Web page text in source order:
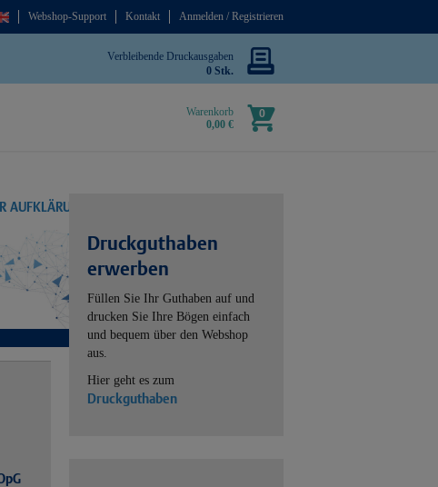
Webshop-Support Kontakt Anmelden / Registrieren
Verbleibende Druckausgaben
0 Stk.
Warenkorb
0,00 €
0
AUFKLÄRUNG
Druckguthaben
erwerben
Füllen Sie Ihr Guthaben auf und
drucken Sie Ihre Bögen einfach
und bequem über den Webshop
aus.
Hier geht es zum
Druckguthaben